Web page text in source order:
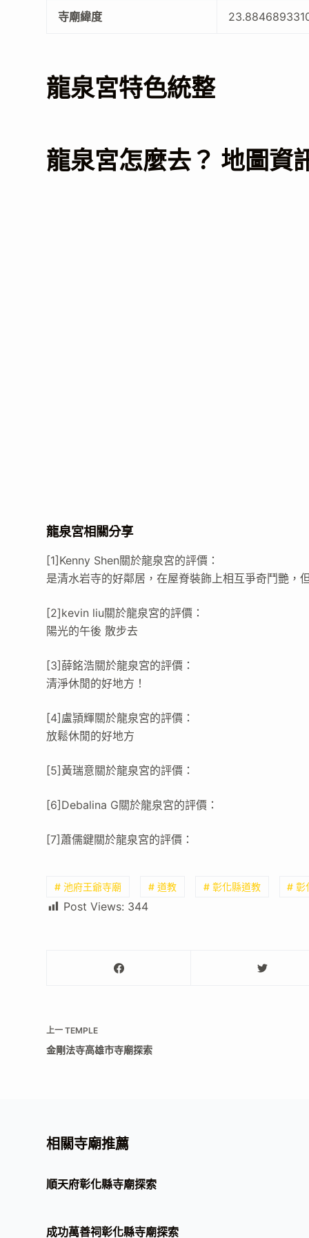
寺廟緯度
龍泉宮特色統整
龍泉宮怎麼去？ 地圖資
龍泉宮相關分享
[1]Kenny Shen關於龍泉宮的評價：
是清水岩寺的好鄰居，在屋脊裝飾上相互爭奇鬥艷，
[2]kevin liu關於龍泉宮的評價：
陽光的午後 散步去
[3]薛銘浩關於龍泉宮的評價：
清淨休閒的好地方！
[4]盧頴輝關於龍泉宮的評價：
放鬆休閒的好地方
[5]黃瑞意關於龍泉宮的評價：
[6]Debalina G關於龍泉宮的評價：
[7]蕭儒鍵關於龍泉宮的評價：
# 池府王爺寺廟 # 道教 # 彰化縣道教 # 彰
Post Views: 344
上一TEMPLE
金剛法寺高雄市寺廟探索
相關寺廟推薦
順天府彰化縣寺廟探索
成功萬善祠彰化縣寺廟探索